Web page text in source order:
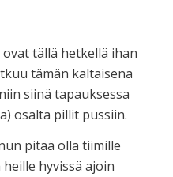
tällä hetkellä ihan
tämän kaltaisena
siinä tapauksessa
osalta pillit pussiin.
pitää olla tiimille
hyvissä ajoin